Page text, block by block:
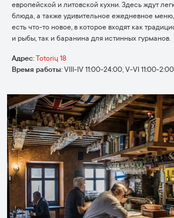
европейской и литовской кухни. Здесь ждут
блюда, а также удивительное ежедневное
есть что-то новое, в которое входят как
и рыбы, так и баранина для истинных гурманов.
Адрес: Totorių 18
Время работы: VIII-IV 11:00-24:00, V-VI 11:00-2:00